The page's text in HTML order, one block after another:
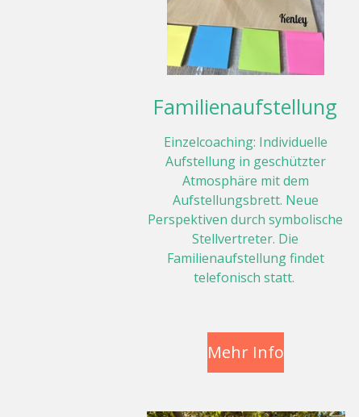
Familienaufstellung
Einzelcoaching: Individuelle
Aufstellung in geschützter
Atmosphäre mit dem
Aufstellungsbrett. Neue
Perspektiven durch symbolische
Stellvertreter. Die
Familienaufstellung findet
telefonisch statt.
Mehr Info